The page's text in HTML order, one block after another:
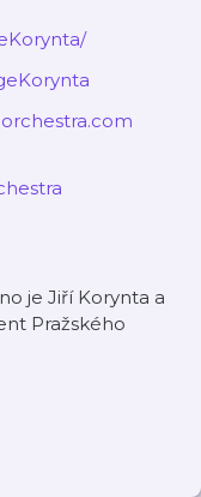
je Jiří Korynta a
Pražského